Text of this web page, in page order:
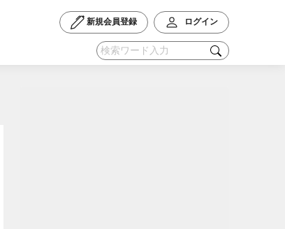
新規会員登録 ログイン